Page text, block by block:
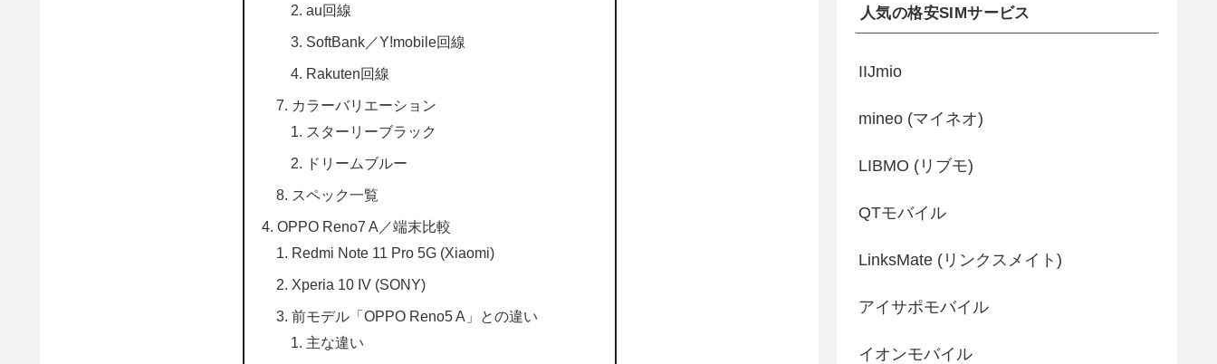
au回線
SoftBank／Y!mobile回線
Rakuten回線
カラーバリエーション
スターリーブラック
ドリームブルー
スペック一覧
OPPO Reno7 A／端末比較
Redmi Note 11 Pro 5G (Xiaomi)
Xperia 10 IV (SONY)
前モデル「OPPO Reno5 A」との違い
主な違い
人気の格安SIMサービス
IIJmio
mineo (マイネオ)
LIBMO (リブモ)
QTモバイル
LinksMate (リンクスメイト)
アイサポモバイル
イオンモバイル